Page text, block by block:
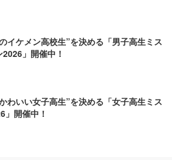
イケメン高校生”を決める「男子高生ミス
」開催中！
わいい女子高生”を決める「女子高生ミス
」開催中！